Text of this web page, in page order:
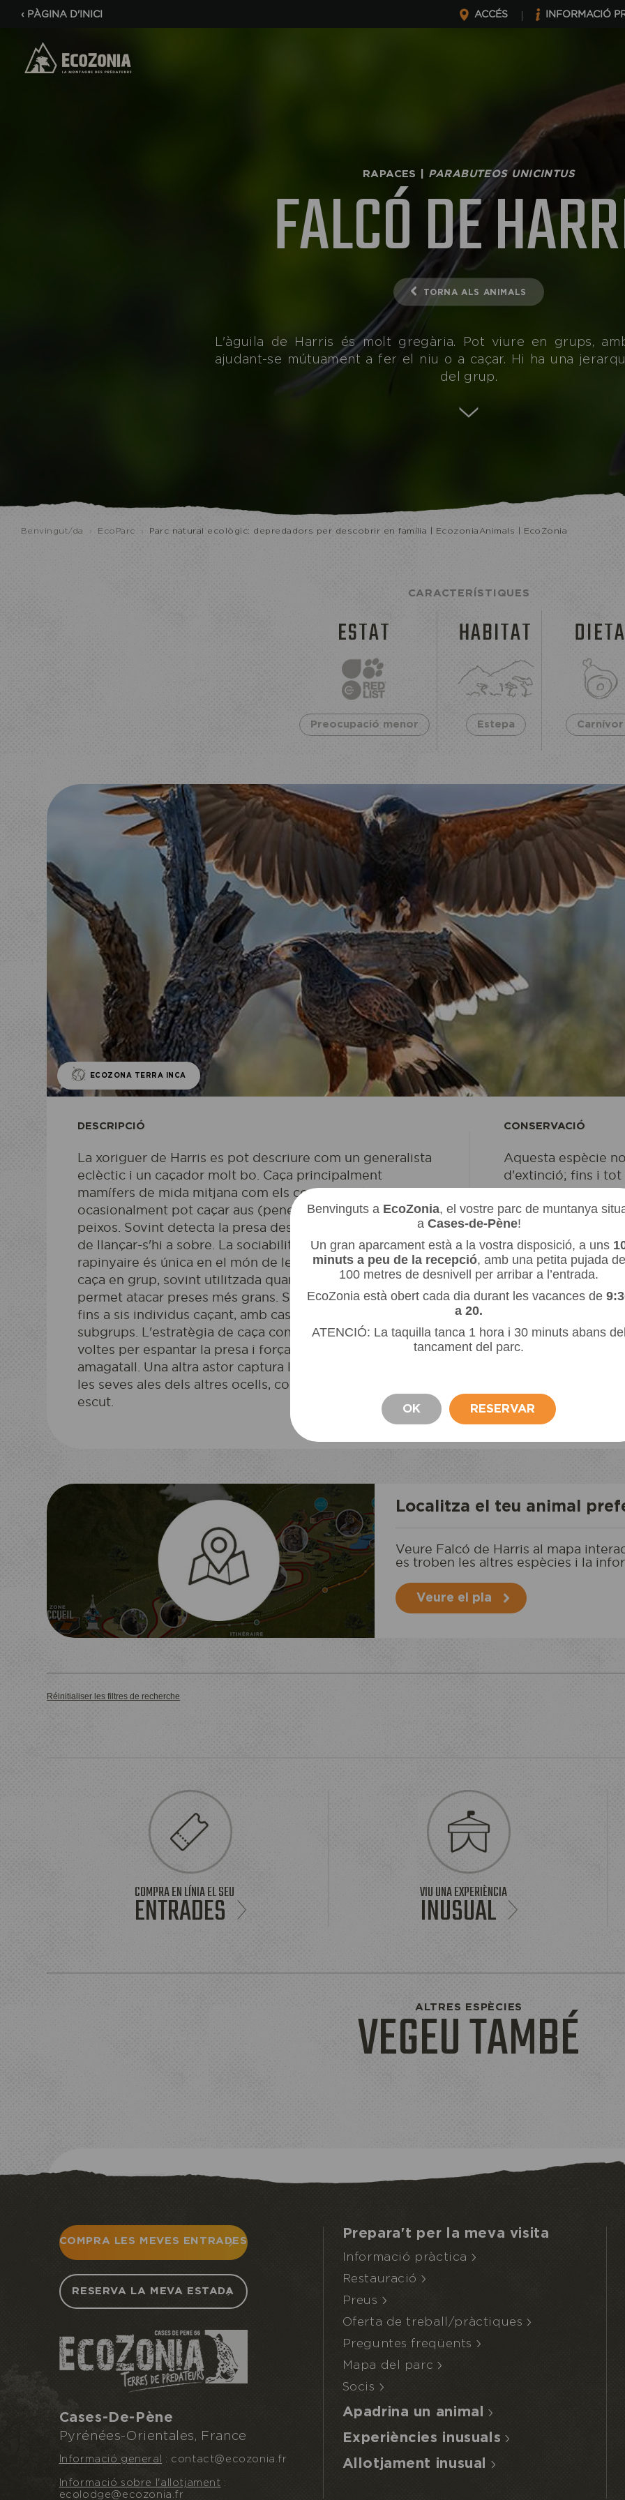
‹ PÀGINA D'INICI ACCÉS INFORMACIÓ
RAPACES | PARABUTEOS UNICINTUS
FALCÓ DE
TORNA ALS ANIMALS
L'àguila de Harris és molt gregària. Pot viure en grups,
ajudant-se mútuament a fer el niu o a caçar. Hi ha una
del grup.
Benvingut/da › EcoParc › Parc natural ecològic: depredadors per descobrir en família | EcozoniaAnimals | EcoZonia
CARACTERÍSTIQUES
ESTAT
Preocupació menor
HABITAT
Estepa
DIETA
Carnívor
ECOZONA TERRA INCA
DESCRIPCIÓ
La xoriguer de Harris es pot descriure com un generalista
eclèctic i un caçador molt bo. Caça principalment
mamífers de mida mitjana com els conills, però
ocasionalment pot caçar aus (penelopids), llangardes i
peixos. Sovint detecta la presa des d'un punt elevat abans
de llançar-s'hi a sobre. La sociabilitat d'aquesta au
rapinyaire és única en el món de les aus rapinyaires. La
caça en grup, sovint utilitzada quan la presa és escassa,
permet atacar preses més grans. S'han observat grups de
fins a sis individus caçant, amb casos de formació de
subgrups. L'estratègia de caça consisteix a aterrar i fer
voltes per espantar la presa i forçar-la a sortir del seu
amagatall. Una altra astor captura l'animal i l'amaga sota
les seves ales dels altres ocells, com si estigués sota un
escut.
CONSERVACIÓ
Aquesta espècie
d'extinció; fins i tot
reintroduït una
La pèrdua
vegades estan
d'Argentina).
tendeixen a reunir-
Localitza el teu animal
Veure Falcó de Harris al mapa
es troben les altres espècies i la
Veure el pla
Réinitialiser les filtres de recherche
COMPRA EN LÍNIA EL SEU
ENTRADES VIU UNA EXPERIÈNCIA
INUSUAL
ALTRES ESPÈCIES
VEGEU TAMBÉ
COMPRA LES MEVES ENTRADES
RESERVA LA MEVA ESTADA
Cases-De-Pène
Pyrénées-Orientales, France
Informació general : contact@ecozonia.fr
Informació sobre l'allotjament :
ecolodge@ecozonia.fr
Prepara't per la meva visita
Informació pràctica
Restauració
Preus
Oferta de treball/pràctiques
Preguntes freqüents
Mapa del parc
Socis
Apadrina un animal
Experiències inusuals
Allotjament inusual
ECOZONIA
ECOPARC
Reservo la meva entrada
Benvinguts a EcoZonia, el vostre parc de muntanya
a Cases-de-Pène!
Un gran aparcament està a la vostra disposició, a uns
minuts a peu de la recepció, amb una petita pujada de
100 metres de desnivell per arribar a l’entrada.
EcoZonia està obert cada dia durant les vacances de
a 20.
ATENCIÓ: La taquilla tanca 1 hora i 30 minuts abans
tancament del parc.
OK RESERVAR